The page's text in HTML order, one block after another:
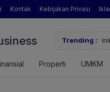
Kontak Kebijakan Privasi
Trending :
Inikah Sosok
Properti UMKM